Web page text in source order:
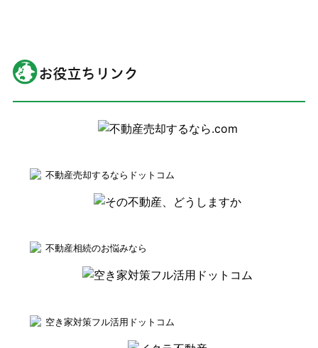
不動産売却するならドットコム
不動産相続のお悩みなら
空き家対策フル活用ドットコム